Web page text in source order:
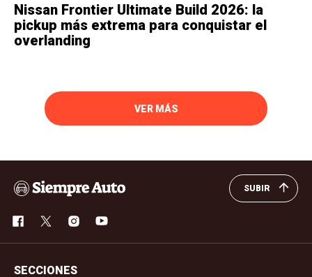
Nissan Frontier Ultimate Build 2026: la
pickup más extrema para conquistar el
overlanding
VER MÁS
SUBIR
SECCIONES